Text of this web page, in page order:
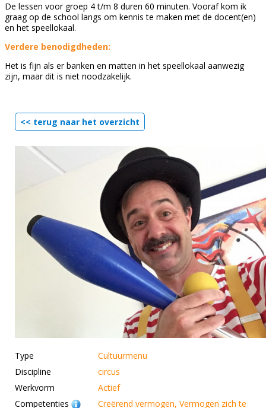
De lessen voor groep 4 t/m 8 duren 60 minuten. Vooraf kom ik
graag op de school langs om kennis te maken met de docent(en)
en het speellokaal.
Verdere benodigdheden:
Het is fijn als er banken en matten in het speellokaal aanwezig
zijn, maar dit is niet noodzakelijk.
<< terug naar het overzicht
Type
Cultuurmenu
Discipline
circus
Werkvorm
Actief
Competenties
Creërend vermogen, Vermogen zich te